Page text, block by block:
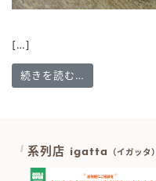
[…]
続きを読む…
系列店 igatta （イガッタ）